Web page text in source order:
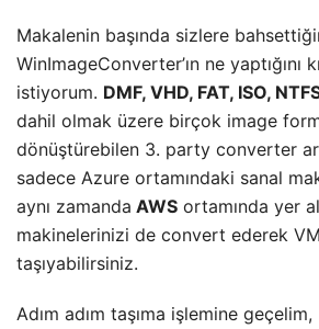
Makalenin başında sizlere
WinImageConverter’ın ne yaptığını
istiyorum. DMF, VHD, FAT, ISO,
dahil olmak üzere birçok image
dönüştürebilen 3. party converter
sadece Azure ortamındaki sanal
aynı zamanda AWS ortamında yer
makinelerinizi de convert ederek
taşıyabilirsiniz.
Adım adım taşıma işlemine geçelim,